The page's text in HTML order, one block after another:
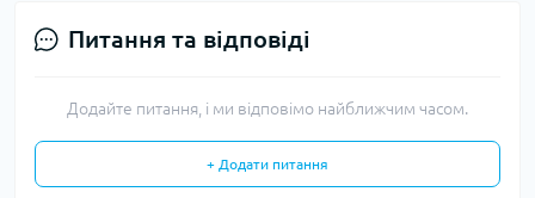
Питання та відповіді
Додайте питання, і ми відповімо найближчим часом.
+ Додати питання